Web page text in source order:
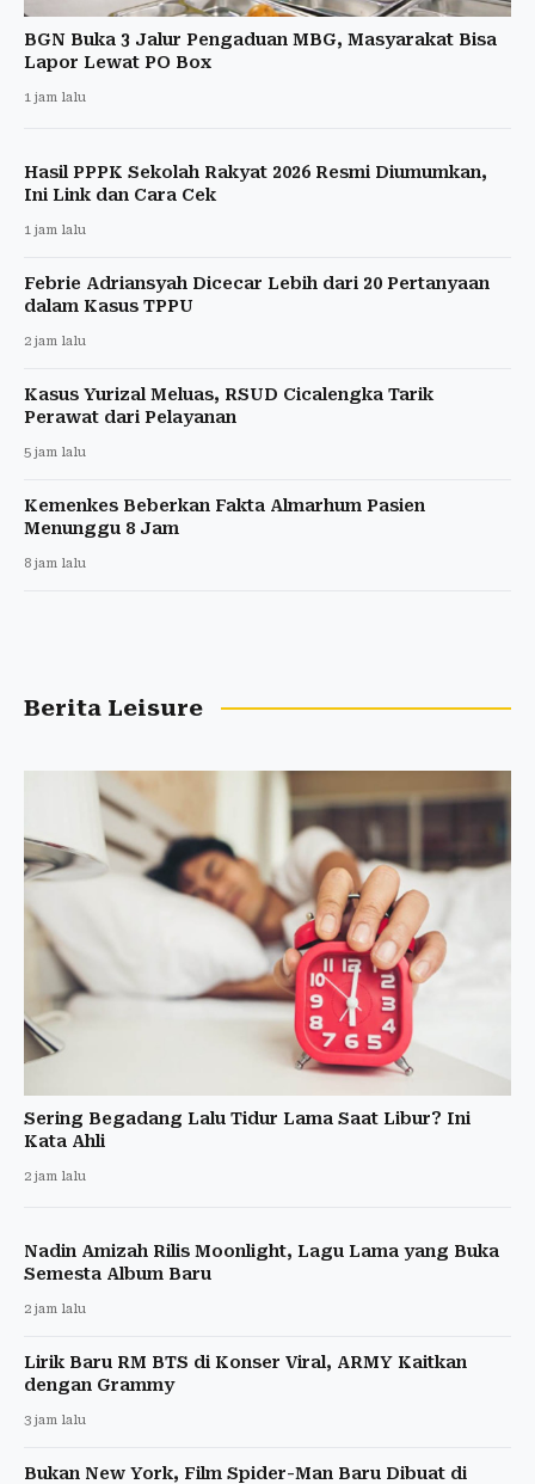
BGN Buka 3 Jalur Pengaduan MBG, Masyarakat Bisa
Lapor Lewat PO Box
1 jam lalu
Hasil PPPK Sekolah Rakyat 2026 Resmi Diumumkan,
Ini Link dan Cara Cek
1 jam lalu
Febrie Adriansyah Dicecar Lebih dari 20 Pertanyaan
dalam Kasus TPPU
2 jam lalu
Kasus Yurizal Meluas, RSUD Cicalengka Tarik
Perawat dari Pelayanan
5 jam lalu
Kemenkes Beberkan Fakta Almarhum Pasien
Menunggu 8 Jam
8 jam lalu
Berita Leisure
Sering Begadang Lalu Tidur Lama Saat Libur? Ini
Kata Ahli
2 jam lalu
Nadin Amizah Rilis Moonlight, Lagu Lama yang Buka
Semesta Album Baru
2 jam lalu
Lirik Baru RM BTS di Konser Viral, ARMY Kaitkan
dengan Grammy
3 jam lalu
Bukan New York, Film Spider-Man Baru Dibuat di